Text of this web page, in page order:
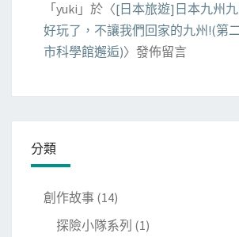
「 yuki 」於〈[日本旅遊]日本九州
好玩了，不讓我們回家的九州!(第
市科學館邂逅)〉發佈留言
分類
創作故事 (14)
探險小隊系列 (1)